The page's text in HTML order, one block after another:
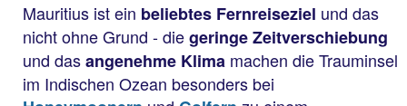
Mauritius ist ein beliebtes Fernreiseziel und das
nicht ohne Grund - diegeringe Zeitverschiebung
und dasangenehme Klima machen die Trauminsel
im Indischen Ozean besonders bei